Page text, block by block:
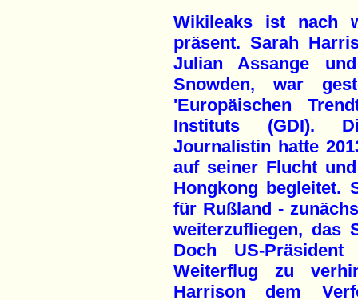
Wikileaks ist nach
präsent. Sarah
Julian Assange
Snowden, war
'Europäischen
Instituts (GDI).
Journalistin hatte
auf seiner Flucht
Hongkong begleitet.
für Rußland -
weiterzufliegen, das
Doch US-
Weiterflug zu
Harrison dem